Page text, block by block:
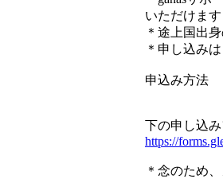
いただけま
＊途上国出
＊申し込み
申込み方法
下の申し込
https://
＊念のため